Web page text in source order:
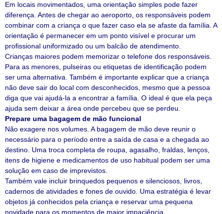
Em locais movimentados, uma orientação simples pode fazer
diferença. Antes de chegar ao aeroporto, os responsáveis podem
combinar com a criança o que fazer caso ela se afaste da família. A
orientação é permanecer em um ponto visível e procurar um
profissional uniformizado ou um balcão de atendimento.
Crianças maiores podem memorizar o telefone dos responsáveis.
Para as menores, pulseiras ou etiquetas de identificação podem
ser uma alternativa. Também é importante explicar que a criança
não deve sair do local com desconhecidos, mesmo que a pessoa
diga que vai ajudá-la a encontrar a família. O ideal é que ela peça
ajuda sem deixar a área onde percebeu que se perdeu.
Prepare uma bagagem de mão funcional
Não exagere nos volumes. A bagagem de mão deve reunir o
necessário para o período entre a saída de casa e a chegada ao
destino. Uma troca completa de roupa, agasalho, fraldas, lenços,
itens de higiene e medicamentos de uso habitual podem ser uma
solução em caso de imprevistos.
Também vale incluir brinquedos pequenos e silenciosos, livros,
cadernos de atividades e fones de ouvido. Uma estratégia é levar
objetos já conhecidos pela criança e reservar uma pequena
novidade para os momentos de maior impaciência.